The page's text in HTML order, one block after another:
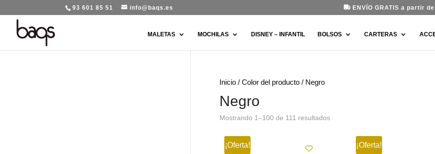
93 601 85 51 info@baqs.es ENVÍO GRATIS a partir
MALETAS MOCHILAS DISNEY – INFANTIL BOLSOS CARTERAS
Inicio/ Color del producto / Negro
Negro
Mostrando 1–100 de 111 resultadosOrdenado
¡Oferta! ¡Oferta!